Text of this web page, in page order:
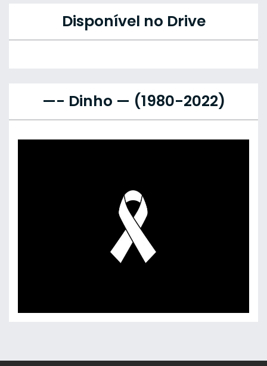
Disponível no Drive
—- Dinho — (1980-2022)